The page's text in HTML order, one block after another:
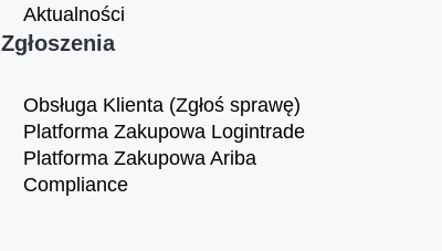
Aktualności
Zgłoszenia
Obsługa Klienta (Zgłoś sprawę)
Platforma Zakupowa Logintrade
Platforma Zakupowa Ariba
Compliance